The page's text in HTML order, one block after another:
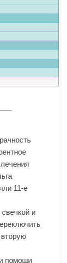
11-е
и
помощи